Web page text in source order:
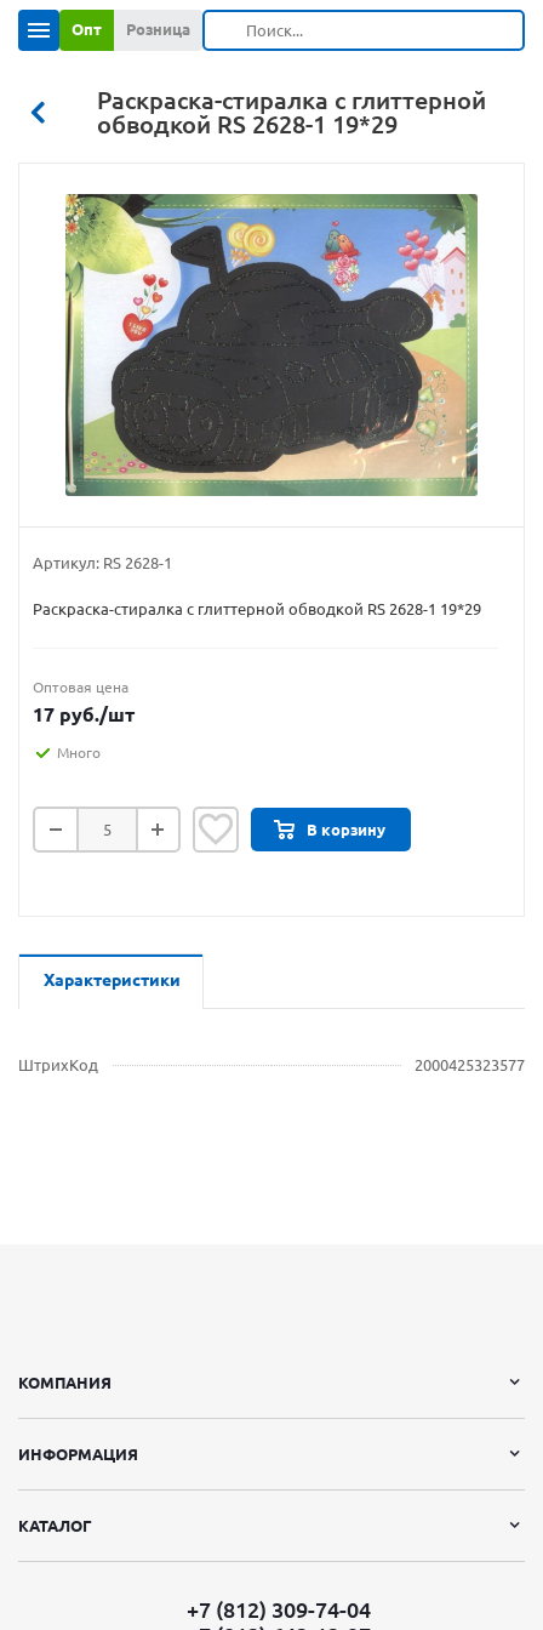
Опт Розница
Раскраска-стиралка с глиттерной
обводкой RS 2628-1 19*29
Артикул: RS 2628-1
Раскраска-стиралка с глиттерной обводкой RS 2628-1 19*29
Оптовая цена
17 руб./шт
Много
В корзину
Характеристики
ШтрихКод 2000425323577
КОМПАНИЯ
ИНФОРМАЦИЯ
КАТАЛОГ
+7 (812) 309-74-04